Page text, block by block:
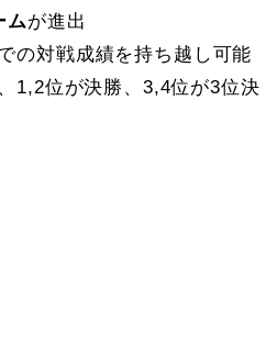
ムが進出
の対戦成績を持ち越し可能
1,2位が決勝、3,4位が3位決